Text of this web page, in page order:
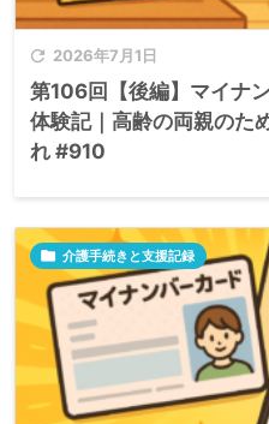
 2026年7月1日
第106回【後編】マイナ
体験記｜高齢の両親のた
れ #910
 介護手続きと支援記録